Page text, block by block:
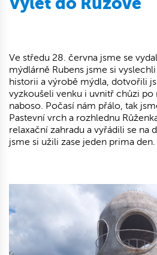
Ve středu 28. června jsme se
mýdlárně Rubens jsme si
historii a výrobě mýdla, dotvořili
vyzkoušeli venku i uvnitř chůzi
naboso. Počasí nám přálo, tak
Pastevní vrch a rozhlednu
relaxační zahradu a vyřádili se na
jsme si užili zase jeden prima den.